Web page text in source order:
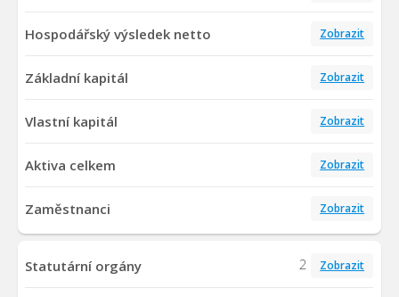
Hospodářský výsledek netto Zobrazit
Základní kapitál Zobrazit
Vlastní kapitál Zobrazit
Aktiva celkem Zobrazit
Zaměstnanci Zobrazit
Statutární orgány 2 Zobrazit